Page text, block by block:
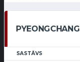
SASTĀVS